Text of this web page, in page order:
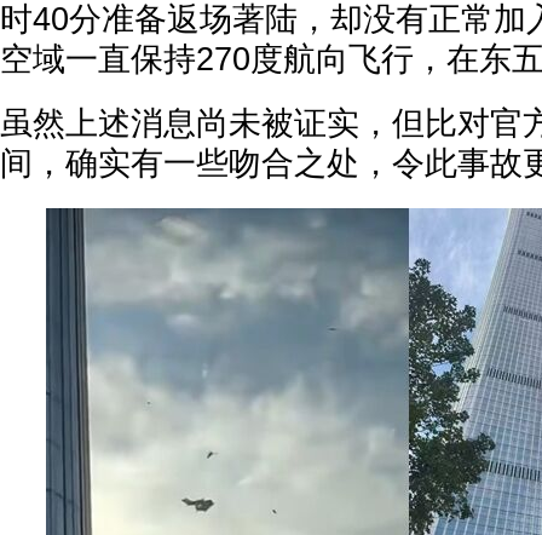
时40分准备返场著陆，却没有正常加
空域一直保持270度航向飞行，在东
虽然上述消息尚未被证实，但比对官
间，确实有一些吻合之处，令此事故